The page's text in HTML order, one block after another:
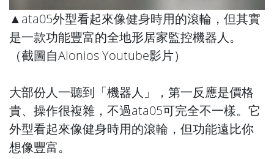
▲ata05外型看起來像健身時用的滾輪，但其實
是一款功能豐富的全地形居家監控機器人。
（截圖自AIonios Youtube影片）
大部份人一聽到「機器人」，第一反應是價格
貴、操作很複雜，不過ata05可完全不一樣。它
外型看起來像健身時用的滾輪，但功能遠比你
想像豐富。